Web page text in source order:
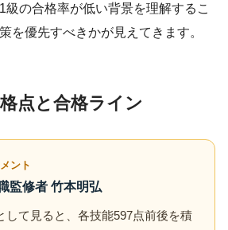
級の合格率が低い背景を理解するこ
を優先すべきかが見えてきます。
点と合格ライン
ント
監修者 竹本明弘
して見ると、各技能597点前後を積